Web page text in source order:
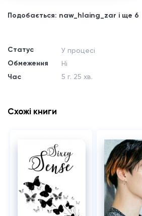
Подобається: naw_hlaing_zar і ще 6
Статус
Обмеження
Час
У процесі
Ні
5 г. 25 хв.
Схожі книги